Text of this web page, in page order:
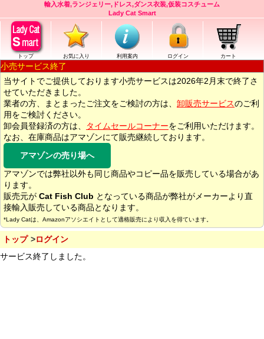
輸入水着,ランジェリー,ドレス,ダンス衣装,仮装コスチューム
Lady Cat Smart
トップ お気に入り 利用案内 ログイン カート
小売サービス終了
当サイトでご提供しております小売サービスは2026年2月末で終了さ
せていただきました。
業者の方、まとまったご注文をご検討の方は、 卸販売サービスのご利
用をご検討ください。
卸会員登録済の方は、
タイムセールコーナーをご利用いただけます。
なお、在庫商品はアマゾンにて販売継続しております。
アマゾンの売り場へ
アマゾンでは弊社以外も同じ商品やコピー品を販売している場合があ
ります。
販売元が Cat Fish Club となっている商品が弊社がメーカーより直
接輸入販売している商品となります。
*Lady Catは、Amazonアソシエイトとして適格販売により収入を得ています。
トップ
ログイン
サービス終了しました。